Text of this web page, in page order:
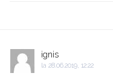
ignis
la 28.06.2019, 12:22